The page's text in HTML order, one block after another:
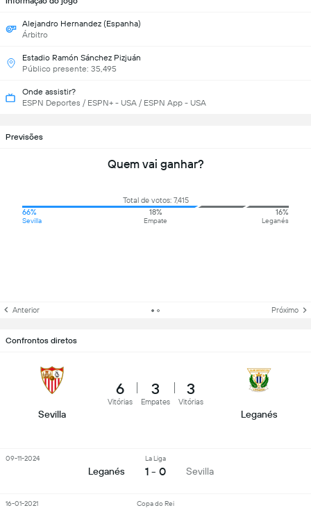
Alejandro Hernandez (Espanha)
Árbitro
Estadio Ramón Sánchez Pizjuán
Público presente: 35,495
Onde assistir?
ESPN Deportes / ESPN+ - USA / ESPN App - USA
Previsões
Quem vai ganhar?
Total de votos: 7,415
66%
Sevilla
18%
Empate
16%
Leganés
Anterior Próximo
Confrontos diretos
Sevilla
6
Vitórias
3
Empates
3
Vitórias
Leganés
Leganés
La Liga
1 - 0 Sevilla
09-11-2024
Copa do Rei
16-01-2021